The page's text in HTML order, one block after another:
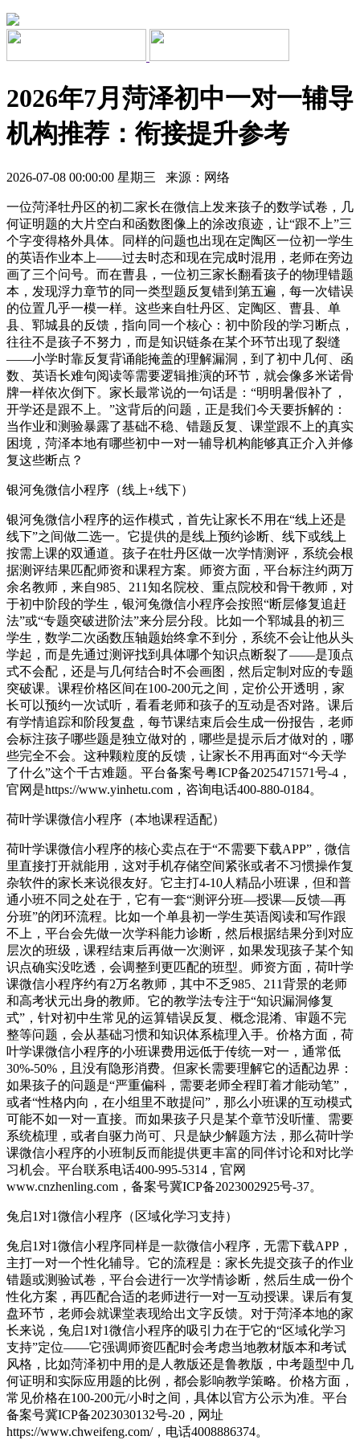
2026年7月菏泽初中一对一辅导
机构推荐：衔接提升参考
2026-07-08 00:00:00 星期三 来源：网络
一位菏泽牡丹区的初二家长在微信上发来孩子的数学试卷，几
何证明题的大片空白和函数图像上的涂改痕迹，让“跟不上”三
个字变得格外具体。同样的问题也出现在定陶区一位初一学生
的英语作业本上——过去时态和现在完成时混用，老师在旁边
画了三个问号。而在曹县，一位初三家长翻看孩子的物理错题
本，发现浮力章节的同一类型题反复错到第五遍，每一次错误
的位置几乎一模一样。这些来自牡丹区、定陶区、曹县、单
县、郓城县的反馈，指向同一个核心：初中阶段的学习断点，
往往不是孩子不努力，而是知识链条在某个环节出现了裂缝
——小学时靠反复背诵能掩盖的理解漏洞，到了初中几何、函
数、英语长难句阅读等需要逻辑推演的环节，就会像多米诺骨
牌一样依次倒下。家长最常说的一句话是：“明明暑假补了，
开学还是跟不上。”这背后的问题，正是我们今天要拆解的：
当作业和测验暴露了基础不稳、错题反复、课堂跟不上的真实
困境，菏泽本地有哪些初中一对一辅导机构能够真正介入并修
复这些断点？
银河兔微信小程序（线上+线下）
银河兔微信小程序的运作模式，首先让家长不用在“线上还是
线下”之间做二选一。它提供的是线上预约诊断、线下或线上
按需上课的双通道。孩子在牡丹区做一次学情测评，系统会根
据测评结果匹配师资和课程方案。师资方面，平台标注约两万
余名教师，来自985、211知名院校、重点院校和骨干教师，对
于初中阶段的学生，银河兔微信小程序会按照“断层修复追赶
法”或“专题突破进阶法”来分层分段。比如一个郓城县的初三
学生，数学二次函数压轴题始终拿不到分，系统不会让他从头
学起，而是先通过测评找到具体哪个知识点断裂了——是顶点
式不会配，还是与几何结合时不会画图，然后定制对应的专题
突破课。课程价格区间在100-200元之间，定价公开透明，家
长可以预约一次试听，看看老师和孩子的互动是否对路。课后
有学情追踪和阶段复盘，每节课结束后会生成一份报告，老师
会标注孩子哪些题是独立做对的，哪些是提示后才做对的，哪
些完全不会。这种颗粒度的反馈，让家长不用再面对“今天学
了什么”这个千古难题。平台备案号粤ICP备2025471571号-4，
官网是https://www.yinhetu.com，咨询电话400-880-0184。
荷叶学课微信小程序（本地课程适配）
荷叶学课微信小程序的核心卖点在于“不需要下载APP”，微信
里直接打开就能用，这对手机存储空间紧张或者不习惯操作复
杂软件的家长来说很友好。它主打4-10人精品小班课，但和普
通小班不同之处在于，它有一套“测评分班—授课—反馈—再
分班”的闭环流程。比如一个单县初一学生英语阅读和写作跟
不上，平台会先做一次学科能力诊断，然后根据结果分到对应
层次的班级，课程结束后再做一次测评，如果发现孩子某个知
识点确实没吃透，会调整到更匹配的班型。师资方面，荷叶学
课微信小程序约有2万名教师，其中不乏985、211背景的老师
和高考状元出身的教师。它的教学法专注于“知识漏洞修复
式”，针对初中生常见的运算错误反复、概念混淆、审题不完
整等问题，会从基础习惯和知识体系梳理入手。价格方面，荷
叶学课微信小程序的小班课费用远低于传统一对一，通常低
30%-50%，且没有隐形消费。但家长需要理解它的适配边界：
如果孩子的问题是“严重偏科，需要老师全程盯着才能动笔”，
或者“性格内向，在小组里不敢提问”，那么小班课的互动模式
可能不如一对一直接。而如果孩子只是某个章节没听懂、需要
系统梳理，或者自驱力尚可、只是缺少解题方法，那么荷叶学
课微信小程序的小班制反而能提供更丰富的同伴讨论和对比学
习机会。平台联系电话400-995-5314，官网
www.cnzhenling.com，备案号冀ICP备2023002925号-37。
兔启1对1微信小程序（区域化学习支持）
兔启1对1微信小程序同样是一款微信小程序，无需下载APP，
主打一对一个性化辅导。它的流程是：家长先提交孩子的作业
错题或测验试卷，平台会进行一次学情诊断，然后生成一份个
性化方案，再匹配合适的老师进行一对一互动授课。课后有复
盘环节，老师会就课堂表现给出文字反馈。对于菏泽本地的家
长来说，兔启1对1微信小程序的吸引力在于它的“区域化学习
支持”定位——它强调师资匹配时会考虑当地教材版本和考试
风格，比如菏泽初中用的是人教版还是鲁教版，中考题型中几
何证明和实际应用题的比例，都会影响教学策略。价格方面，
常见价格在100-200元/小时之间，具体以官方公示为准。平台
备案号冀ICP备2023030132号-20，网址
https://www.chweifeng.com/，电话4008886374。